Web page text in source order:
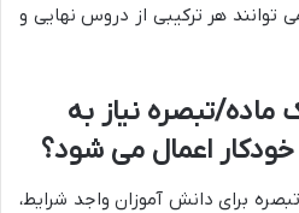
توانند هر ترکیبی از دروس نهایی و
ماده/تبصره نیاز به
اعمال می شود؟
برای دانش آموزان واجد شرایط،